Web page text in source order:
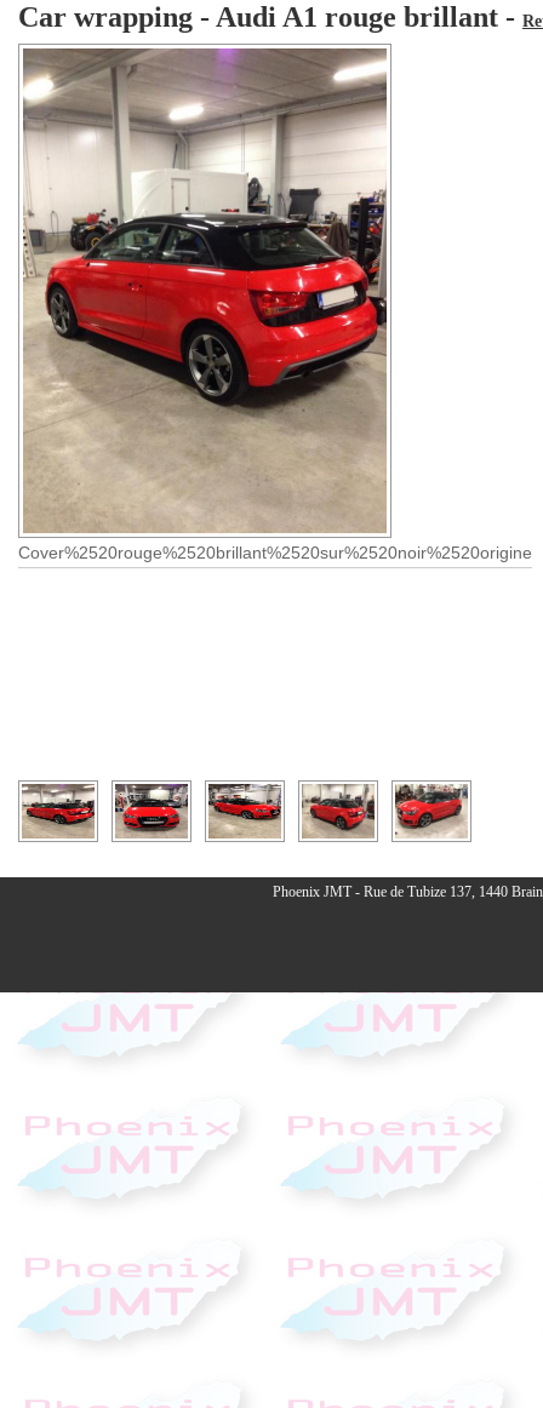
STANDS
Car wrapping - Audi A1 rouge brillant -
Cover%2520rouge%2520brillant%2520sur%2520noir%2520origine
Phoenix JMT - Rue de Tubize 137, 1440